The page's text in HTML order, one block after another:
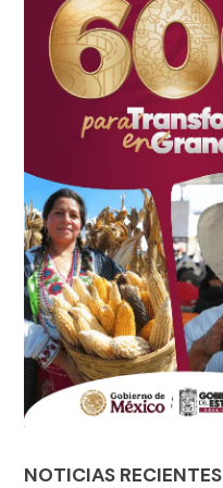
NOTICIAS RECIENTES